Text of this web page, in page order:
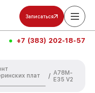
Записаться
+7 (383) 202-18-57
плат
/ A78M-
E35 V2